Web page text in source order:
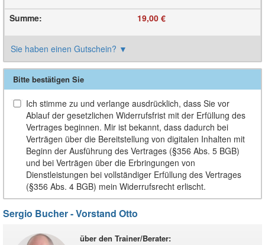
Summe: 19,00 €
Sie haben einen Gutschein? ▼
Bitte bestätigen Sie
Ich stimme zu und verlange ausdrücklich, dass Sie vor
Ablauf der gesetzlichen Widerrufsfrist mit der Erfüllung des
Vertrages beginnen. Mir ist bekannt, dass dadurch bei
Verträgen über die Bereitstellung von digitalen Inhalten mit
Beginn der Ausführung des Vertrages (§356 Abs. 5 BGB)
und bei Verträgen über die Erbringungen von
Dienstleistungen bei vollständiger Erfüllung des Vertrages
(§356 Abs. 4 BGB) mein Widerrufsrecht erlischt.
Sergio Bucher - Vorstand Otto
über den Trainer/Berater: